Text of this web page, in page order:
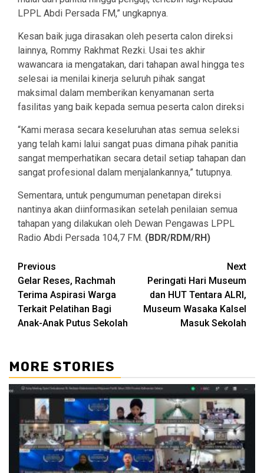
LPPL Abdi Persada FM,” ungkapnya.
Kesan baik juga dirasakan oleh peserta calon direksi
lainnya, Rommy Rakhmat Rezki. Usai tes akhir
wawancara ia mengatakan, dari tahapan awal hingga tes
selesai ia menilai kinerja seluruh pihak sangat
maksimal dalam memberikan kenyamanan serta
fasilitas yang baik kepada semua peserta calon direksi
“Kami merasa secara keseluruhan atas semua seleksi
yang telah kami lalui sangat puas dimana pihak panitia
sangat memperhatikan secara detail setiap tahapan dan
sangat profesional dalam menjalankannya,” tutupnya.
Sementara, untuk pengumuman penetapan direksi
nantinya akan diinformasikan setelah penilaian semua
tahapan yang dilakukan oleh Dewan Pengawas LPPL
Radio Abdi Persada 104,7 FM. (BDR/RDM/RH)
Continue
Reading
Previous
Gelar Reses, Rachmah
Terima Aspirasi Warga
Terkait Pelatihan Bagi
Anak-Anak Putus Sekolah
Next
Peringati Hari Museum
dan HUT Tentara ALRI,
Museum Wasaka Kalsel
Masuk Sekolah
MORE STORIES